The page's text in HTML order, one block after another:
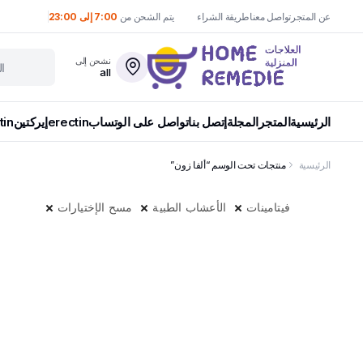
عن المتجرتواصل معناطريقة الشراء يتم الشحن من 7:00 إلى 23:00
نشحن إلى
all
الرئيسيةالمتجر المجلةإتصل بناتواصل على الوتسابerectinإيركتين
الرئيسية منتجات تحت الوسم “ألفا زون”
مسح الإختيارات الأعشاب الطبية فيتامينات